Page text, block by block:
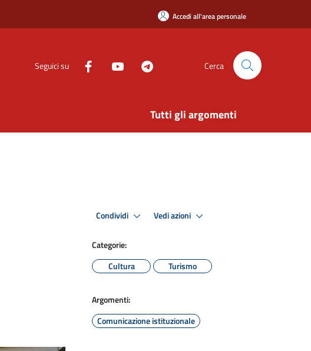
Accedi all'area personale
Seguici su Cerca
Tutti gli argomenti
Condividi Vedi azioni
Categorie:
Cultura
Turismo
Argomenti:
Comunicazione istituzionale